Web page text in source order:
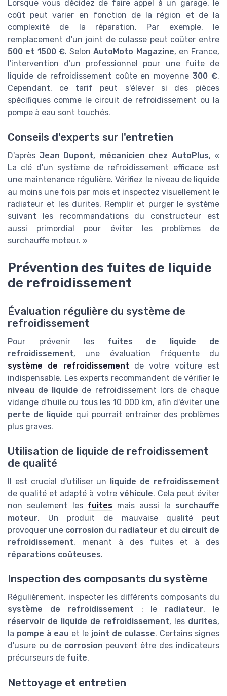
Lorsque vous décidez de faire appel à un garage, le
coût peut varier en fonction de la région et de la
complexité de la réparation. Par exemple, le
remplacement d'un joint de culasse peut coûter entre
500 et 1500 €. SelonAutoMoto Magazine, en France,
l'intervention d'un professionnel pour une fuite de
liquide de refroidissement coûte en moyenne300 €.
Cependant, ce tarif peut s'élever si des pièces
spécifiques comme le circuit de refroidissement ou la
pompe à eau sont touchés.
Conseils d'experts sur l'entretien
D'après Jean Dupont, mécanicien chez AutoPlus, «
La clé d'un système de refroidissement efficace est
une maintenance régulière. Vérifiez le niveau de liquide
au moins une fois par mois et inspectez visuellement le
radiateur et les durites. Remplir et purger le système
suivant les recommandations du constructeur est
aussi primordial pour éviter les problèmes de
surchauffe moteur. »
Prévention des fuites de liquide
de refroidissement
Évaluation régulière du système de
refroidissement
Pour prévenir les fuites de liquide de
refroidissement, une évaluation fréquente du
système de refroidissement de votre voiture est
indispensable. Les experts recommandent de vérifier le
niveau de liquide de refroidissement lors de chaque
vidange d'huile ou tous les 10 000 km, afin d'éviter une
perte de liquide qui pourrait entraîner des problèmes
plus graves.
Utilisation de liquide de refroidissement
de qualité
Il est crucial d'utiliser un
liquide de refroidissement
de qualité et adapté à votre véhicule. Cela peut éviter
non seulement les fuitesmais aussi la surchauffe
moteur. Un produit de mauvaise qualité peut
provoquer une corrosion du radiateuret du circuit de
refroidissement, menant à des fuites et à des
réparations coûteuses.
Inspection des composants du système
Régulièrement, inspecter les différents composants du
système de refroidissement : le radiateur, le
réservoir de liquide de refroidissement, les durites,
la pompe à eau et le joint de culasse. Certains signes
d'usure ou de corrosion peuvent être des indicateurs
précurseurs de fuite.
Nettoyage et entretien